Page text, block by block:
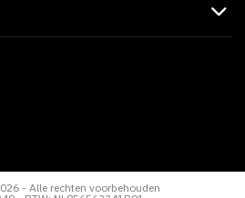
- Alle rechten voorbehouden